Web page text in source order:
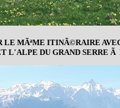
LE MÃªME ITINÃ©RAIRE
L'ALPE DU GRAND SERRE Ã